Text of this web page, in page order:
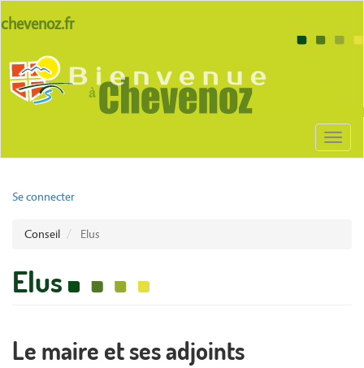
au
principal
lien
chevenoz
chevenoz.fr
Toggle
User
menu
Se connecter
Conseil Elus
Elus
Le maire et ses adjoints